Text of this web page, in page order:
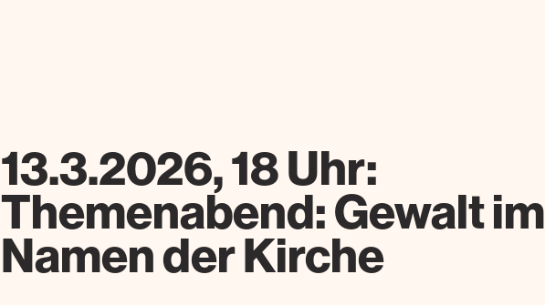
13.3.2026, 18 Uhr:
Themenabend: Gewalt im
Namen der Kirche